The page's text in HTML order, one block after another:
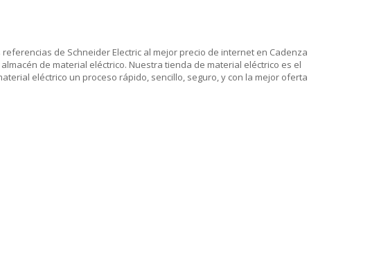
de Schneider Electric al mejor precio de internet en Cadenza
de material eléctrico. Nuestra tienda de material eléctrico es el
eléctrico un proceso rápido, sencillo, seguro, y con la mejor oferta